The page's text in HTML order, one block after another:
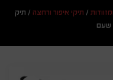
/ תיקי איפור ורחצה/ תיק
שעם